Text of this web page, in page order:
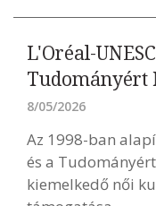
L'Oréal-
Tudományért
8/05/2026
Az 1998-ban
és a
kiemelkedő női